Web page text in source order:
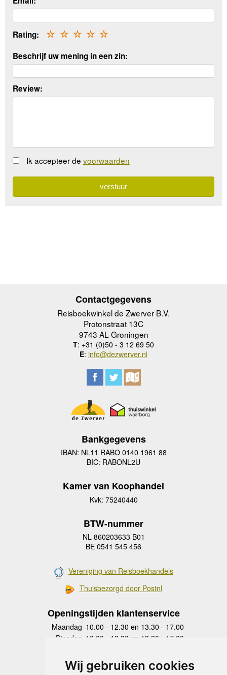
Wij gebruiken cookies
Rating: ☆
☆
☆
☆
☆
Beschrijf uw mening in een zin:
Review:
Ik accepteer de voorwaarden
Contactgegevens
Reisboekwinkel de Zwerver B.V.
Protonstraat 13C
9743 AL Groningen
T: +31 (0)50 - 3 12 69 50
E: info@dezwerver.nl
Bankgegevens
IBAN: NL11 RABO 0140 1961 88
BIC: RABONL2U
Kamer van Koophandel
Kvk: 75240440
BTW-nummer
NL 860203633 B01
BE 0541 545 456
Vereniging van Reisboekhandels
Thuisbezorgd door Postnl
Openingstijden klantenservice
Maandag 10.00 - 12.30 en 13.30 - 17.00
Dinsdag 10.00 - 12.30 en 13.30 - 17.00
Donderdag
10.00 - 12.30 en 13.30 - 17.00
Vrijdag 10.00 - 12.30 en 13.30 - 17.00